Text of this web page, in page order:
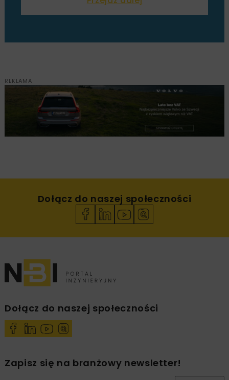
REKLAMA
Dołącz do naszej społeczności
Dołącz do naszej społeczności
Zapisz się na branżowy newsletter!